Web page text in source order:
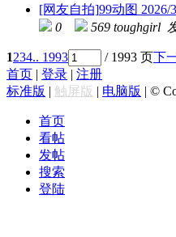
[网友自拍]99动图 2026/
0
569 toughgirl
1234.. 1993 / 1993 页下
首页 | 登录 | 注册
标准版 | 触屏版 | 电脑版 | ©
首页
看帖
发帖
搜索
登陆